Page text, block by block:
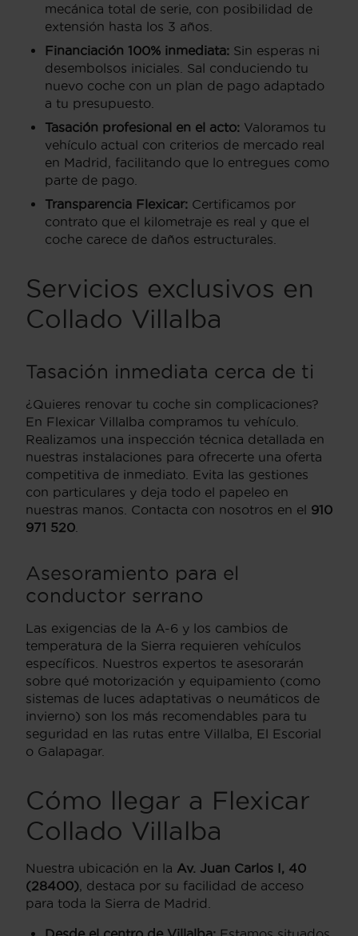
mecánica total de serie, con posibilidad de
extensión hasta los 3 años.
Financiación 100% inmediata: Sin esperas ni
desembolsos iniciales. Sal conduciendo tu
nuevo coche con un plan de pago adaptado
a tu presupuesto.
Tasación profesional en el acto: Valoramos tu
vehículo actual con criterios de mercado real
en Madrid, facilitando que lo entregues como
parte de pago.
Transparencia Flexicar: Certificamos por
contrato que el kilometraje es real y que el
coche carece de daños estructurales.
Servicios exclusivos en
Collado Villalba
Tasación inmediata cerca de ti
¿Quieres renovar tu coche sin complicaciones?
En Flexicar Villalba compramos tu vehículo.
Realizamos una inspección técnica detallada en
nuestras instalaciones para ofrecerte una oferta
competitiva de inmediato. Evita las gestiones
con particulares y deja todo el papeleo en
nuestras manos. Contacta con nosotros en el 910
971 520
Asesoramiento para el
conductor serrano
Las exigencias de la A-6 y los cambios de
temperatura de la Sierra requieren vehículos
específicos. Nuestros expertos te asesorarán
sobre qué motorización y equipamiento (como
sistemas de luces adaptativas o neumáticos de
invierno) son los más recomendables para tu
seguridad en las rutas entre Villalba, El Escorial
o Galapagar.
Cómo llegar a Flexicar
Collado Villalba
Nuestra ubicación en la Av. Juan Carlos I, 40
(28400) , destaca por su facilidad de acceso
para toda la Sierra de Madrid.